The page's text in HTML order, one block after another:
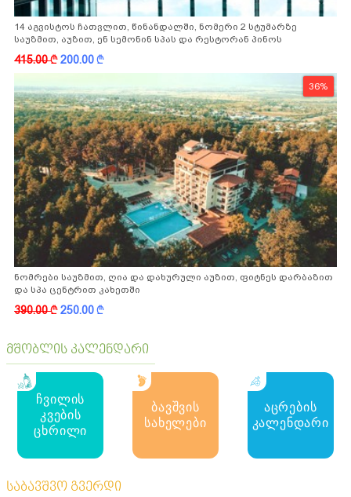
14 აგვისტოს ჩათვლით, წინანდალში, ნომერი 2 სტუმარზე
საუზმით, აუზით, ენ სემონინ სპას და რესტორან პინოს
ფასდაკლებით
415.00k200.00k
36%
ნომრები საუზმით, ღია და დახურული აუზით, ფიტნეს დარბაზით
და სპა ცენტრით კახეთში
390.00k250.00k
მშობლის კალენდარი
ჩვილის
კვების
ცხრილი
ბავშვის
სახელები
აცრების
კალენდარი
საბავშვო გვერდი